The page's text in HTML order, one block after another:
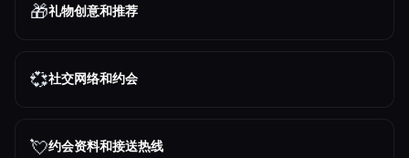
🎁礼物创意和推荐
💞社交网络和约会
💘约会资料和接送热线